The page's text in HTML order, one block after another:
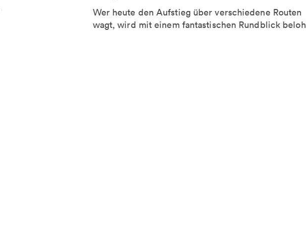
Wer heute den Aufstieg über verschiedene Routen
wagt, wird mit einem fantastischen Rundblick